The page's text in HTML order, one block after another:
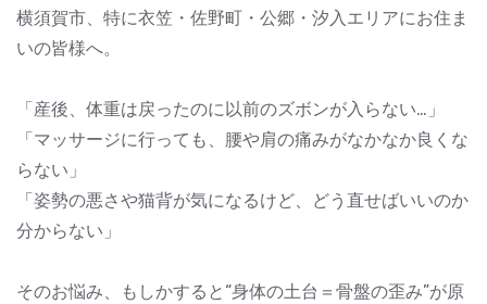
横須賀市、特に衣笠・佐野町・公郷・汐入エリアにお住ま
いの皆様へ。
「産後、体重は戻ったのに以前のズボンが入らない…」
「マッサージに行っても、腰や肩の痛みがなかなか良くな
らない」
「姿勢の悪さや猫背が気になるけど、どう直せばいいのか
分からない」
そのお悩み、もしかすると“身体の土台＝骨盤の歪み”が原